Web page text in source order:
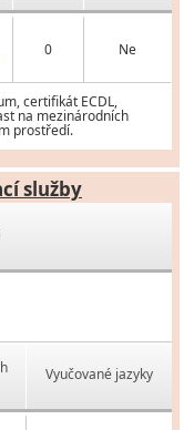
0 Ne
certifikát ECDL,
na mezinárodních
prostředí.
služby
Vyučované jazyky